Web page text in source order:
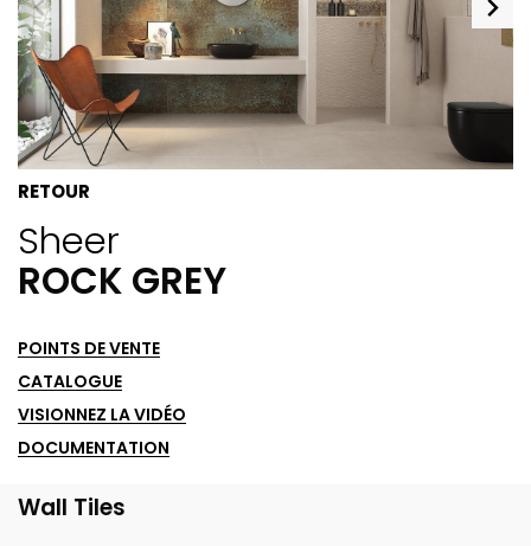
RETOUR
Sheer
ROCK GREY
POINTS DE VENTE
CATALOGUE
VISIONNEZ LA VIDÉO
DOCUMENTATION
Wall Tiles